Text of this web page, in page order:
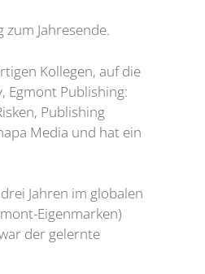
Jahresende.
Kollegen, auf die
Egmont Publishing:
Publishing
Media und hat ein
Jahren im globalen
Eigenmarken)
der gelernte